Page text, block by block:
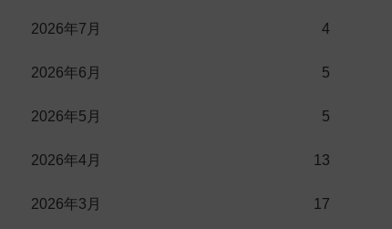
2026年7月 4
2026年6月 5
2026年5月 5
2026年4月 13
2026年3月 17